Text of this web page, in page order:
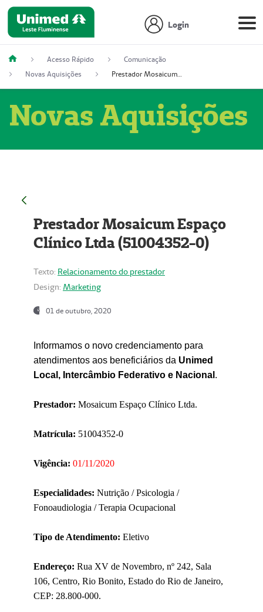
Login
Acesso Rápido
Comunicação
Novas Aquisições
Prestador Mosaicum Espaço Clínico Ltda (51004352-0)
Novas Aquisições
Prestador Mosaicum Espaço
Clínico Ltda (51004352-0)
Texto: Relacionamento do prestador
Design: Marketing
01 de outubro, 2020
Informamos o novo credenciamento para
atendimentos aos beneficiários da Unimed
Local, Intercâmbio Federativo e Nacional .
Prestador: Mosaicum Espaço Clínico Ltda.
Matrícula: 51004352-0
Vigência: 01/11/2020
Especialidades: Nutrição / Psicologia /
Fonoaudiologia / Terapia Ocupacional
Tipo de Atendimento: Eletivo
Endereço: Rua XV de Novembro, nº 242, Sala
106, Centro, Rio Bonito, Estado do Rio de Janeiro,
CEP: 28.800-000.